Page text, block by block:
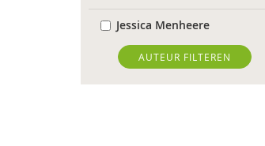
Jessica Menheere
AUTEUR FILTEREN